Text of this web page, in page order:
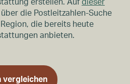
erstellen. Aufdieser
die Postleitzahlen-Suche
die bereits heute
anbieten.
vergleichen